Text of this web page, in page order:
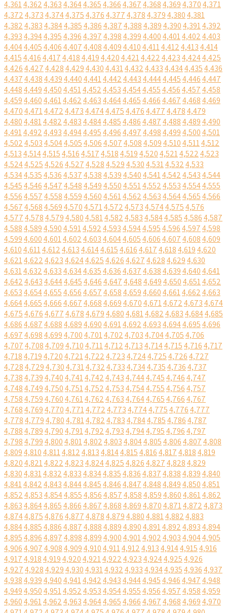
4,3614,3624,3634,3644,3654,3664,3674,3684,3694,3704,371
4,3724,3734,3744,3754,3764,3774,3784,3794,3804,381
4,3824,3834,3844,3854,3864,3874,3884,3894,3904,3914,392
4,3934,3944,3954,3964,3974,3984,3994,4004,4014,4024,403
4,4044,4054,4064,4074,4084,4094,4104,4114,4124,4134,414
4,4154,4164,4174,4184,4194,4204,4214,4224,4234,4244,425
4,4264,4274,4284,4294,4304,4314,4324,4334,4344,4354,436
4,4374,4384,4394,4404,4414,4424,4434,4444,4454,4464,447
4,4484,4494,4504,4514,4524,4534,4544,4554,4564,4574,458
4,4594,4604,4614,4624,4634,4644,4654,4664,4674,4684,469
4,4704,4714,4724,4734,4744,4754,4764,4774,4784,479
4,4804,4814,4824,4834,4844,4854,4864,4874,4884,4894,490
4,4914,4924,4934,4944,4954,4964,4974,4984,4994,5004,501
4,5024,5034,5044,5054,5064,5074,5084,5094,5104,5114,512
4,5134,5144,5154,5164,5174,5184,5194,5204,5214,5224,523
4,5244,5254,5264,5274,5284,5294,5304,5314,5324,533
4,5344,5354,5364,5374,5384,5394,5404,5414,5424,5434,544
4,5454,5464,5474,5484,5494,5504,5514,5524,5534,5544,555
4,5564,5574,5584,5594,5604,5614,5624,5634,5644,5654,566
4,5674,5684,5694,5704,5714,5724,5734,5744,5754,576
4,5774,5784,5794,5804,5814,5824,5834,5844,5854,5864,587
4,5884,5894,5904,5914,5924,5934,5944,5954,5964,5974,598
4,5994,6004,6014,6024,6034,6044,6054,6064,6074,6084,609
4,6104,6114,6124,6134,6144,6154,6164,6174,6184,6194,620
4,6214,6224,6234,6244,6254,6264,6274,6284,6294,630
4,6314,6324,6334,6344,6354,6364,6374,6384,6394,6404,641
4,6424,6434,6444,6454,6464,6474,6484,6494,6504,6514,652
4,6534,6544,6554,6564,6574,6584,6594,6604,6614,6624,663
4,6644,6654,6664,6674,6684,6694,6704,6714,6724,6734,674
4,6754,6764,6774,6784,6794,6804,6814,6824,6834,6844,685
4,6864,6874,6884,6894,6904,6914,6924,6934,6944,6954,696
4,6974,6984,6994,7004,7014,7024,7034,7044,7054,706
4,7074,7084,7094,7104,7114,7124,7134,7144,7154,7164,717
4,7184,7194,7204,7214,7224,7234,7244,7254,7264,727
4,7284,7294,7304,7314,7324,7334,7344,7354,7364,737
4,7384,7394,7404,7414,7424,7434,7444,7454,7464,747
4,7484,7494,7504,7514,7524,7534,7544,7554,7564,757
4,7584,7594,7604,7614,7624,7634,7644,7654,7664,767
4,7684,7694,7704,7714,7724,7734,7744,7754,7764,777
4,7784,7794,7804,7814,7824,7834,7844,7854,7864,787
4,7884,7894,7904,7914,7924,7934,7944,7954,7964,797
4,7984,7994,8004,8014,8024,8034,8044,8054,8064,8074,808
4,8094,8104,8114,8124,8134,8144,8154,8164,8174,8184,819
4,8204,8214,8224,8234,8244,8254,8264,8274,8284,829
4,8304,8314,8324,8334,8344,8354,8364,8374,8384,8394,840
4,8414,8424,8434,8444,8454,8464,8474,8484,8494,8504,851
4,8524,8534,8544,8554,8564,8574,8584,8594,8604,8614,862
4,8634,8644,8654,8664,8674,8684,8694,8704,8714,8724,873
4,8744,8754,8764,8774,8784,8794,8804,8814,8824,883
4,8844,8854,8864,8874,8884,8894,8904,8914,8924,8934,894
4,8954,8964,8974,8984,8994,9004,9014,9024,9034,9044,905
4,9064,9074,9084,9094,9104,9114,9124,9134,9144,9154,916
4,9174,9184,9194,9204,9214,9224,9234,9244,9254,926
4,9274,9284,9294,9304,9314,9324,9334,9344,9354,9364,937
4,9384,9394,9404,9414,9424,9434,9444,9454,9464,9474,948
4,9494,9504,9514,9524,9534,9544,9554,9564,9574,9584,959
4,9604,9614,9624,9634,9644,9654,9664,9674,9684,9694,970